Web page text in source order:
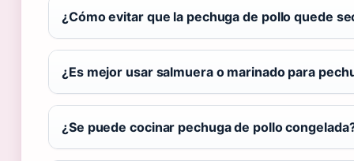
¿Cómo evitar que la pechuga de pollo quede
¿Es mejor usar salmuera o marinado para
¿Se puede cocinar pechuga de pollo